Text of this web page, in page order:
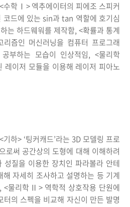
<수학Ⅰ> 엑추에이터의 피에조 스피커
코드에 있는 sin과 tan 역할에 호기심
는 하드웨워를 제작함, <확률과 통계
즘인 머신러닝을 컴퓨터 프로그래
부하는 모습이 인상적임, <물리학
레이저 모듈을 이용해 레이저 피아노
하> ‘팅커캐드’라는 3D 모델링 프로
로써 공간상의 도형에 대해 이해하려
성질을 이용한 장치인 파라볼라 안테
자세히 조사하고 설명하는 등 기계
<물리학Ⅱ> 역학적 상호작용 단원에
의 스펙을 비교해 자신이 만든 발명